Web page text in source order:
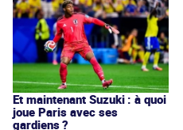
Et maintenant Suzuki : à quoi
joue Paris avec ses
gardiens ?